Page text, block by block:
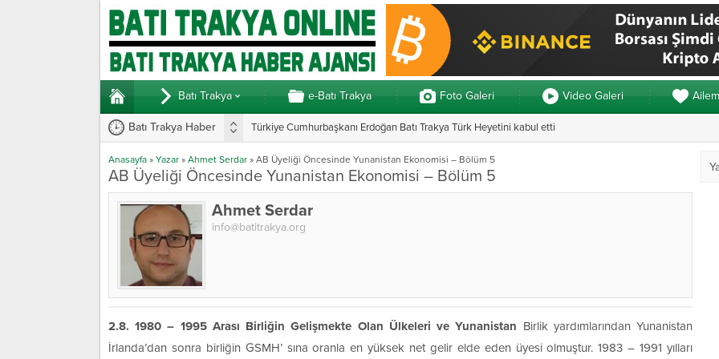
Batı Trakya e-Batı Trakya Foto Galeri Video Galeri Ailem
Batı Trakya Haber Türkiye Cumhurbaşkanı Erdoğan Batı Trakya Türk Heyetini kabul etti
Anasayfa » Yazar » Ahmet Serdar » AB Üyeliği Öncesinde Yunanistan Ekonomisi – Bölüm 5
AB Üyeliği Öncesinde Yunanistan Ekonomisi – Bölüm 5
Ahmet Serdar
info@batitrakya.org
2.8. 1980 – 1995 Arası Birliğin Gelişmekte Olan Ülkeleri ve Yunanistan Birlik yardımlarından Yunanistan
İrlanda’dan sonra birliğin GSMH’ sına oranla en yüksek net gelir elde eden üyesi olmuştur. 1983 – 1991 yılları